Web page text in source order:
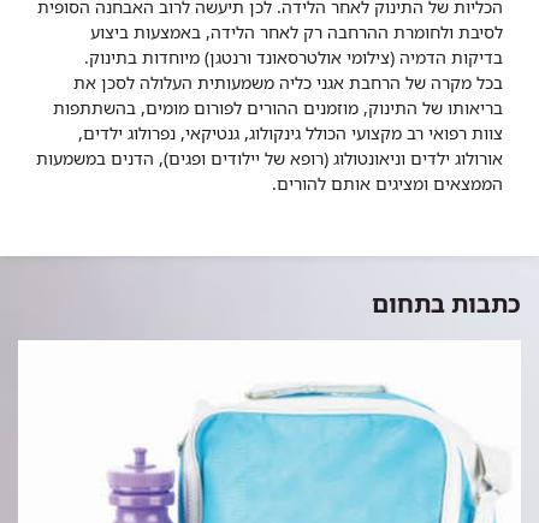
הכליות של התינוק לאחר הלידה. לכן תיעשה לרוב האבחנה הסופית
לסיבת ולחומרת ההרחבה רק לאחר הלידה, באמצעות ביצוע
בדיקות הדמיה (צילומי אולטרסאונד ורנטגן) מיוחדות בתינוק.
בכל מקרה של הרחבת אגני כליה משמעותית העלולה לסכן את
בריאותו של התינוק, מוזמנים ההורים לפורום מומים, בהשתתפות
צוות רפואי רב מקצועי הכולל גינקולוג, גנטיקאי, נפרולוג ילדים,
אורולוג ילדים וניאונטולוג (רופא של יילודים ופגים), הדנים במשמעות
הממצאים ומציגים אותם להורים.
כתבות בתחום